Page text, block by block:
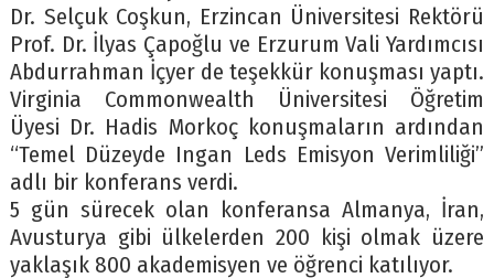
Dr. Selçuk Coşkun, Erzincan Üniversitesi Rektörü
Prof. Dr. İlyas Çapoğlu ve Erzurum Vali Yardımcısı
Abdurrahman İçyer de teşekkür konuşması yaptı.
Virginia Commonwealth Üniversitesi Öğretim
Üyesi Dr. Hadis Morkoç konuşmaların ardından
“Temel Düzeyde Ingan Leds Emisyon Verimliliği”
adlı bir konferans verdi.
5 gün sürecek olan konferansa Almanya, İran,
Avusturya gibi ülkelerden 200 kişi olmak üzere
yaklaşık 800 akademisyen ve öğrenci katılıyor.